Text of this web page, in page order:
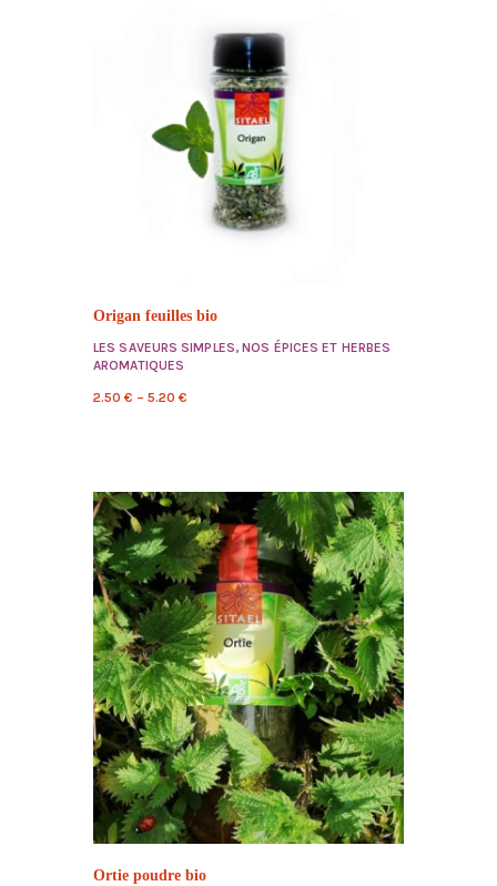
Origan feuilles bio
LES SAVEURS SIMPLES,NOS ÉPICES ET HERBES
AROMATIQUES
2.50 € – 5.20 €
Ortie poudre bio